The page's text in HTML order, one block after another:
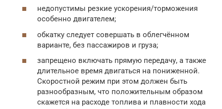
недопустимы резкие ускорения/торможения
особенно двигателем;
обкатку следует совершать в облегчённом
варианте, без пассажиров и груза;
запрещено включать прямую передачу, а также
длительное время двигаться на пониженной.
Скоростной режим при этом должен быть
разнообразным, что положительным образом
скажется на расходе топлива и плавности хода